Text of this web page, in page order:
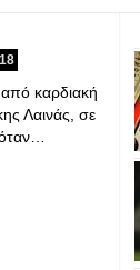
καρδιακή
Λαινάς, σε